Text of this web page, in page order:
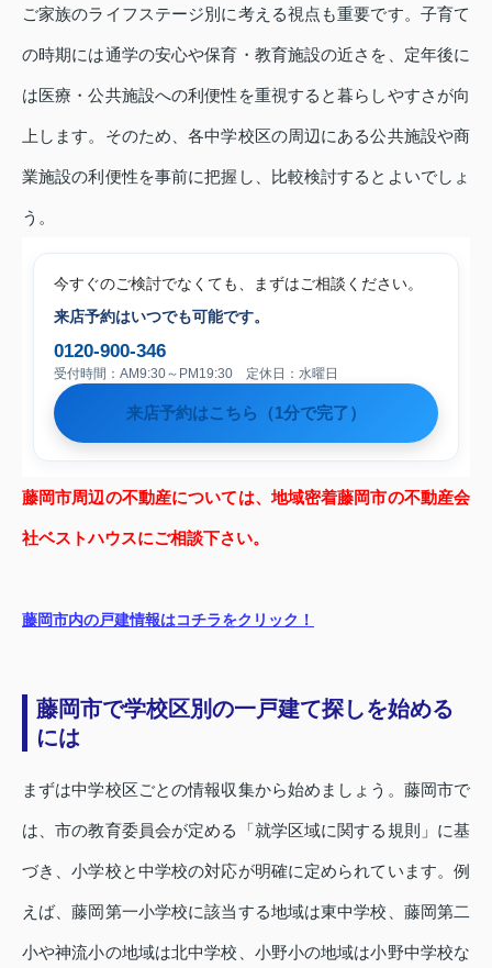
ご家族のライフステージ別に考える視点も重要です。子育て
の時期には通学の安心や保育・教育施設の近さを、定年後に
は医療・公共施設への利便性を重視すると暮らしやすさが向
上します。そのため、各中学校区の周辺にある公共施設や商
業施設の利便性を事前に把握し、比較検討するとよいでしょ
う。
今すぐのご検討でなくても、まずはご相談ください。
来店予約はいつでも可能です。
0120-900-346
受付時間：AM9:30～PM19:30 定休日：水曜日
来店予約はこちら（1分で完了）
藤岡市周辺の不動産については、地域密着藤岡市の不動産会
社ベストハウスにご相談下さい。
藤岡市内の戸建情報はコチラをクリック！
藤岡市で学校区別の一戸建て探しを始める
には
まずは中学校区ごとの情報収集から始めましょう。藤岡市で
は、市の教育委員会が定める「就学区域に関する規則」に基
づき、小学校と中学校の対応が明確に定められています。例
えば、藤岡第一小学校に該当する地域は東中学校、藤岡第二
小や神流小の地域は北中学校、小野小の地域は小野中学校な